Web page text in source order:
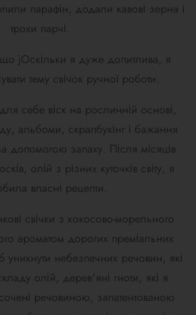
парафін, додали кавові зерна і
трохи парчі.
що jОскільки я дуже допитлива, я
тему свічок ручної роботи.
себе віск на рослинній основі,
альбоми, скрапбукінг і бажання
допомогою запаху. Після місяців
олій з різних куточків світу, я
власні рецепти.
свічки з кокосово-морельного
ароматом дорогих преміальних
небезпечних речовин, які
олій, дерев'яні гноти, які я
речовиною, запатентованою